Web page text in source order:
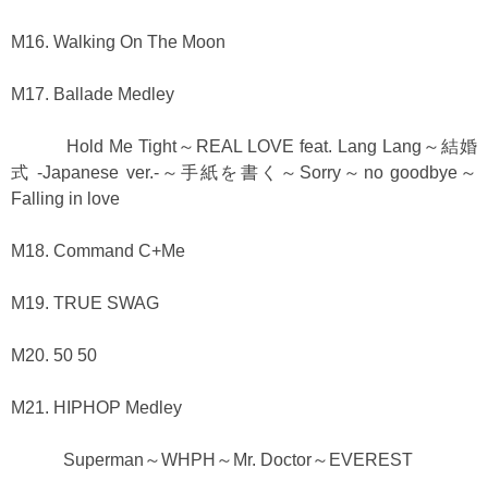
M16. Walking On The Moon
M17. Ballade Medley
Hold Me Tight～REAL LOVE feat. Lang Lang～結婚
式 -Japanese ver.-～手紙を書く～Sorry～no goodbye～
Falling in love
M18. Command C+Me
M19. TRUE SWAG
M20. 50 50
M21. HIPHOP Medley
Superman～WHPH～Mr. Doctor～EVEREST